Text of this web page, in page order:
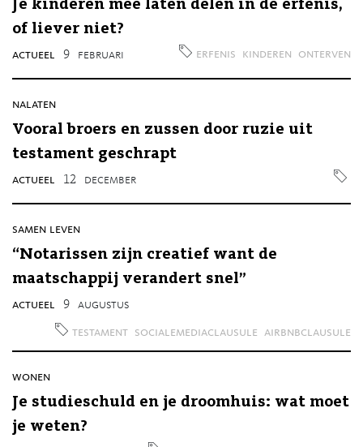
Je kinderen mee laten delen in de erfenis,
of liever niet?
actueel 9 februari erfenis kinderen onterven
nalaten
Vooral broers en zussen door ruzie uit
testament geschrapt
actueel 12 december
samen leven
“Notarissen zijn creatief want de
maatschappij verandert snel”
actueel 9 augustus
testament socialemediaclausule airbnbclausule
wonen
Je studieschuld en je droomhuis: wat moet
je weten?